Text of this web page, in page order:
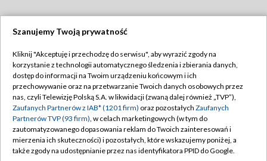
TVP
Abonament TVP
Emisja w TVP
Centrum informacji TVP
Naziemna Telewizja Cyfrowa
Regulamin TVP
Polityka prywatności
Moje zgody
Pomoc
Szanujemy Twoją prywatność
Kliknij "Akceptuję i przechodzę do serwisu", aby wyrazić zgody na
korzystanie z technologii automatycznego śledzenia i zbierania danych,
dostęp do informacji na Twoim urządzeniu końcowym i ich
przechowywanie oraz na przetwarzanie Twoich danych osobowych przez
nas, czyli Telewizję Polską S.A. w likwidacji (zwaną dalej również „TVP”),
Zaufanych Partnerów z IAB* (1201 firm) oraz pozostałych Zaufanych
Partnerów TVP (93 firm), w celach marketingowych (w tym do
zautomatyzowanego dopasowania reklam do Twoich zainteresowań i
mierzenia ich skuteczności) i pozostałych, które wskazujemy poniżej, a
także zgody na udostępnianie przez nas identyfikatora PPID do Google.